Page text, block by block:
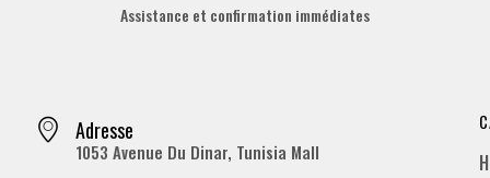
Assistance et confirmation immédiates
Adresse
1053 Avenue Du Dinar, Tunisia Mall